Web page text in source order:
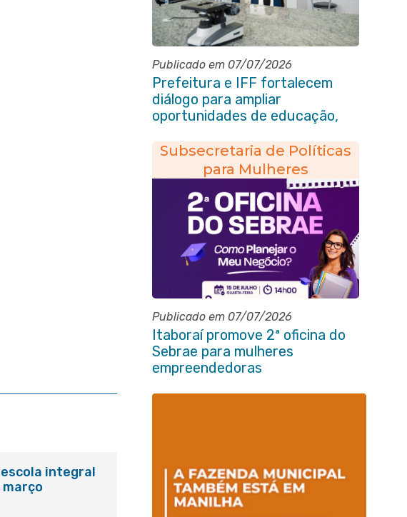
Publicado em 07/07/2026
Prefeitura e IFF fortalecem
diálogo para ampliar
oportunidades de educação,
Subsecretaria de Políticas
para Mulheres
Publicado em 07/07/2026
Itaboraí promove 2ª oficina do
Sebrae para mulheres
empreendedoras
integral
março